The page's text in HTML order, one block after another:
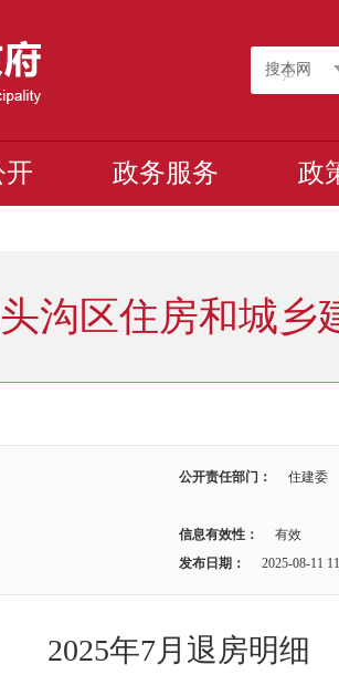
搜本网
开 政务服务 政
沟区住房和城乡
公开责任部门：
住建委
信息有效性：
有效
发布日期： 2025-08-11
2025年7月退房明细